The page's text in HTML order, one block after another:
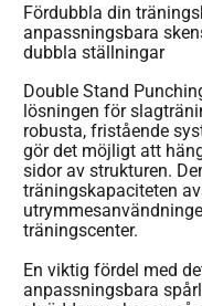
Fördubbla din
anpassningsbara
dubbla ställningar
Double Stand
lösningen för
robusta, fristående
gör det möjligt att
sidor av strukturen.
träningskapaciteten
träningscenter.
En viktig fördel med
anpassningsbara